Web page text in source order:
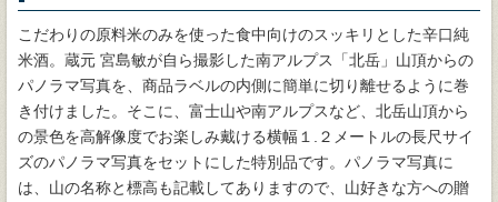
こだわりの原料米のみを使った食中向けのスッキリとした辛口純
米酒。蔵元 宮島敏が自ら撮影した南アルプス「北岳」山頂からの
パノラマ写真を、商品ラベルの内側に簡単に切り離せるように巻
き付けました。そこに、富士山や南アルプスなど、北岳山頂から
の景色を高解像度でお楽しみ戴ける横幅１.２メートルの長尺サイ
ズのパノラマ写真をセットにした特別品です。パノラマ写真に
は、山の名称と標高も記載してありますので、山好きな方への贈